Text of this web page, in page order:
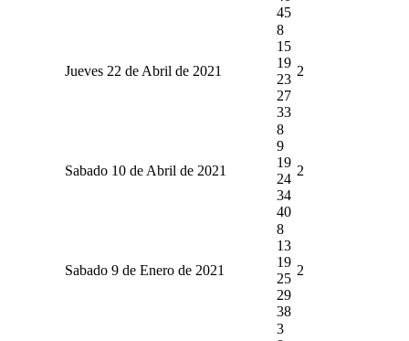
45
Jueves 22 de Abril de 2021
8
15
19
23
27
33
2
Sabado 10 de Abril de 2021
8
9
19
24
34
40
2
Sabado 9 de Enero de 2021
8
13
19
25
29
38
2
3